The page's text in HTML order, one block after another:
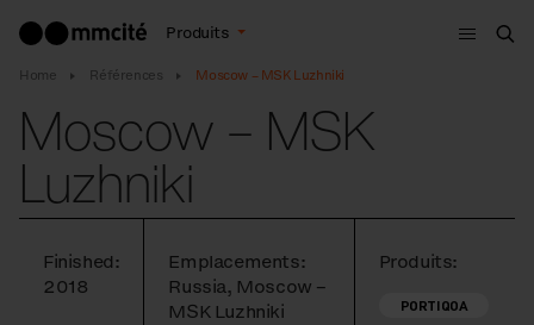
Produits
Menu
Home Références Moscow – MSK Luzhniki
Moscow – MSK
Luzhniki
Finished:
2018
Emplacements:
Russia, Moscow –
MSK Luzhniki
Produits:
PORTIQOA